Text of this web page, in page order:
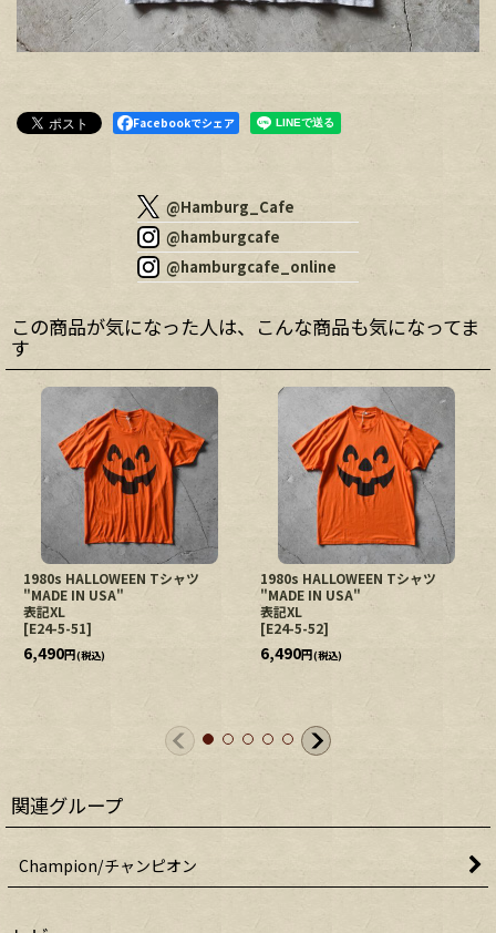
Facebookでシェア
@Hamburg_Cafe
@hamburgcafe
@hamburgcafe_online
この商品が気になった人は、こんな商品も気になってま
す
1980s HALLOWEEN Tシャツ
"MADE IN USA"
表記XL
[E24-5-51]
6,490円(税込)
1980s HALLOWEEN Tシャツ
"MADE IN USA"
表記XL
[E24-5-52]
6,490円(税込)
関連グループ
Champion/チャンピオン